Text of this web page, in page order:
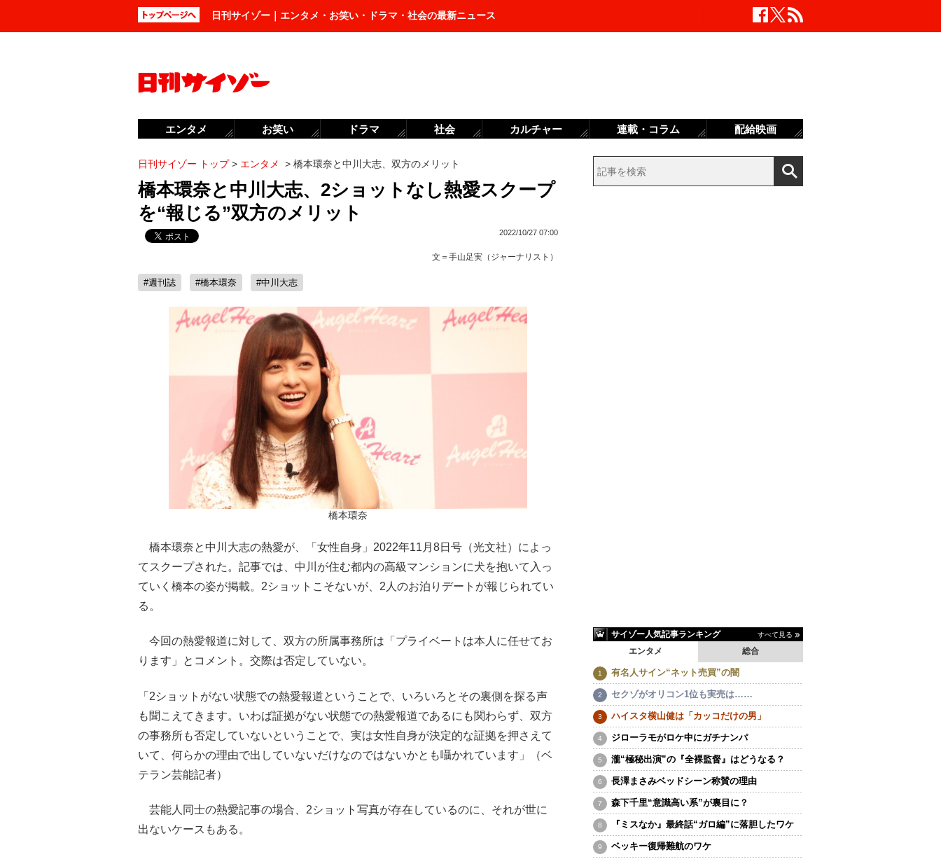
日刊サイゾー｜エンタメ・お笑い・ドラマ・社会の最新ニュース
日刊サイゾー トップ> エンタメ > 橋本環奈と中川大志、双方のメリット
橋本環奈と中川大志、2ショットなし熱愛スクープ
を“報じる”双方のメリット
2022/10/27 07:00
文＝ 手山足実（ジャーナリスト）
#週刊誌 #橋本環奈 #中川大志
橋本環奈
橋本環奈と中川大志の熱愛が、「女性自身」2022年11月8日号（光文社）によっ
てスクープされた。記事では、中川が住む都内の高級マンションに犬を抱いて入っ
ていく橋本の姿が掲載。2ショットこそないが、2人のお泊りデートが報じられてい
る。
今回の熱愛報道に対して、双方の所属事務所は「プライベートは本人に任せてお
ります」とコメント。交際は否定していない。
「2ショットがない状態での熱愛報道ということで、いろいろとその裏側を探る声
も聞こえてきます。いわば証拠がない状態での熱愛報道であるにも関わらず、双方
の事務所も否定していないということで、実は女性自身が決定的な証拠を押さえて
いて、何らかの理由で出していないだけなのではないかとも囁かれています」（ベ
テラン芸能記者）
芸能人同士の熱愛記事の場合、2ショット写真が存在しているのに、それが世に
出ないケースもある。
サイゾー人気記事ランキング すべて見る
エンタメ 総合
有名人サイン“ネット売買”の闇
セクゾがオリコン1位も実売は……
ハイスタ横山健は「カッコだけの男」
ジローラモがロケ中にガチナンパ
瀧“極秘出演”の『全裸監督』はどうなる？
長澤まさみベッドシーン称賛の理由
森下千里“意識高い系”が裏目に？
『ミスなか』最終話“ガロ編”に落胆したワケ
ベッキー復帰難航のワケ
エンタメ お笑い ドラマ 社会 カルチャー 連載・コラム 配給映画